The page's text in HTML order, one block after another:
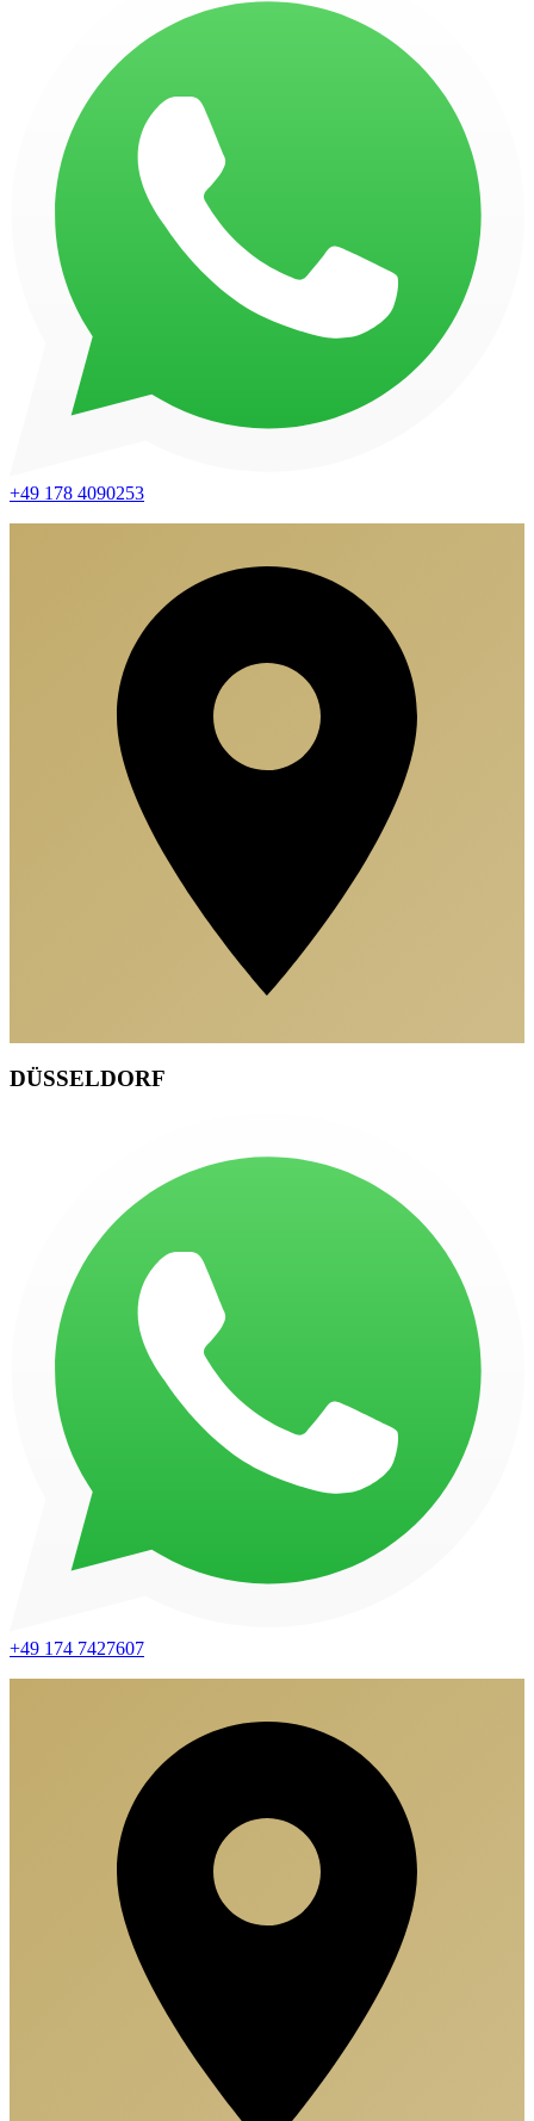
+49 178 4090253
DÜSSELDORF
+49 174 7427607